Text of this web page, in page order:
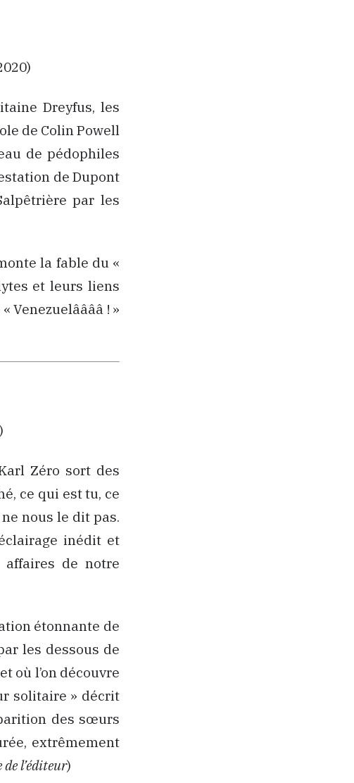
Dreyfus, les
de Colin Powell
de pédophiles
de Dupont
par les
la fable du «
et leurs liens
Venezuelââââ ! »
Zéro sort des
ce qui est tu, ce
nous le dit pas.
inédit et
de notre
étonnante de
les dessous de
où l’on découvre
solitaire » décrit
des sœurs
extrêmement
de l’éditeur)